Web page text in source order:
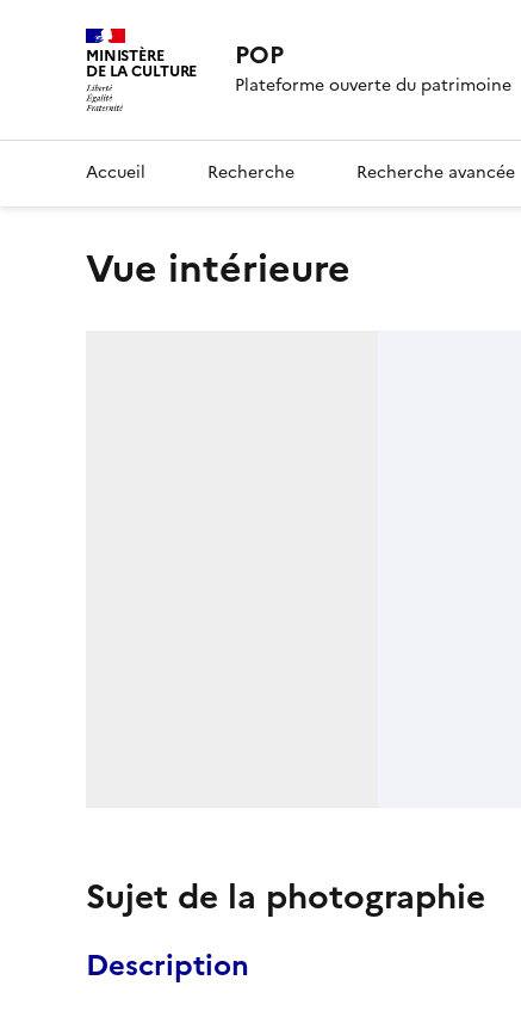
MINISTÈRE
DE LA CULTURE POP
Plateforme ouverte du patrimoine
Accueil Recherche Recherche avancée
Vue intérieure
Sujet de la photographie
Description